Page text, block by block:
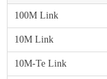
100M Link
10M Link
10M-Te Link